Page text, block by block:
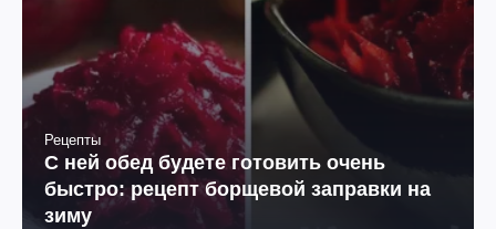
Рецепты
С ней обед будете готовить очень
быстро: рецепт борщевой заправки на
зиму